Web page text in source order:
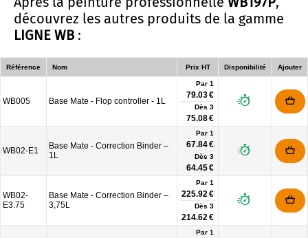
découvrez les autres produits de la gamme
LIGNE WB :
Référence Nom Prix HT Disponibilité Ajouter
WB005 Base Mate - Flop controller - 1L
Par 1
79.03 €
Dès 3
75.08 €
WB02-E1
Base Mate - Correction Binder –
1L
Par 1
67.84 €
Dès 3
64.45 €
WB02-
E3.75
Base Mate - Correction Binder –
3,75L
Par 1
225.92 €
Dès 3
214.62 €
Par 1